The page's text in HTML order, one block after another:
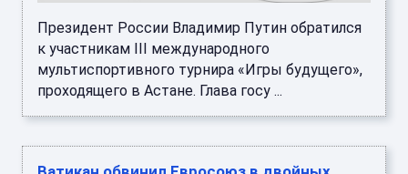
Президент России Владимир Путин обратился
к участникам III международного
мультиспортивного турнира «Игры будущего»,
проходящего в Астане. Глава госу ...